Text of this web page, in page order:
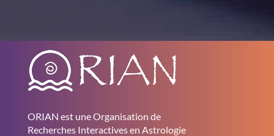
ORIAN est une Organisation de
Recherches Interactives en Astrologie